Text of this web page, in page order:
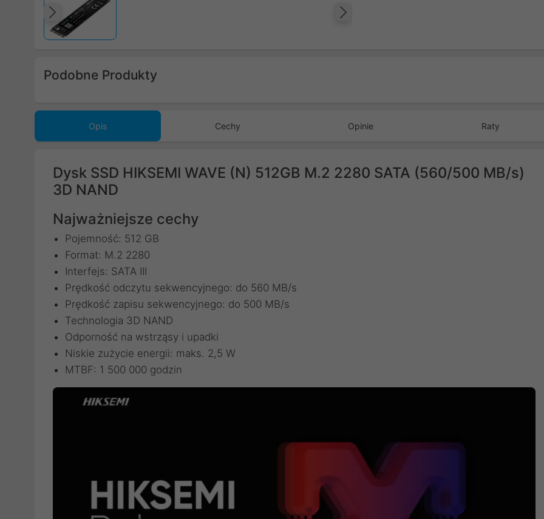
Poprzedni
Podobne Produkty
Opis Cechy Opinie Raty
Dysk SSD HIKSEMI WAVE (N) 512GB M.2 2280 SATA (560/500 MB/s)
3D NAND
Najważniejsze cechy
Pojemność: 512 GB
Format: M.2 2280
Interfejs: SATA III
Prędkość odczytu sekwencyjnego: do 560 MB/s
Prędkość zapisu sekwencyjnego: do 500 MB/s
Technologia 3D NAND
Odporność na wstrząsy i upadki
Niskie zużycie energii: maks. 2,5 W
MTBF: 1 500 000 godzin